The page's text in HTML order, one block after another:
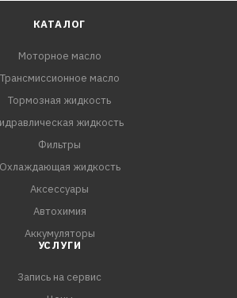
КАТАЛОГ
Моторное масло
Трансмиссионное масло
Тормозная жидкость
жидкость
Фильтры
Охлаждающая жидкость
Аксессуары
Автохимия
Аккумуляторы
УСЛУГИ
Запись на сервис